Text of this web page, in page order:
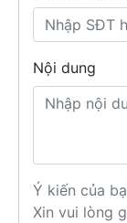
Nội dung
Ý kiến của
Xin vui lòng